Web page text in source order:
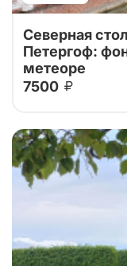
Петербурга в
Поющие фонтаны
Императорский
Северная
Петергоф:
метеоре
7500